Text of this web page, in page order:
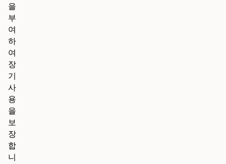
을
부
여
하
여
장
기
사
용
을
보
장
합
니